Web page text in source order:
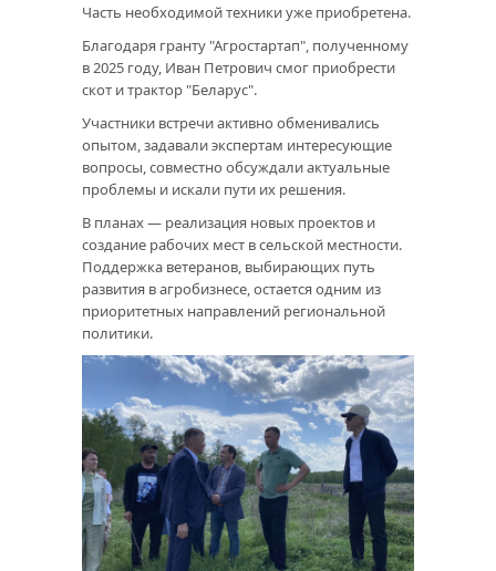
Часть необходимой техники уже приобретена.
Благодаря гранту "Агростартап", полученному
в 2025 году, Иван Петрович смог приобрести
скот и трактор "Беларус".
Участники встречи активно обменивались
опытом, задавали экспертам интересующие
вопросы, совместно обсуждали актуальные
проблемы и искали пути их решения.
В планах — реализация новых проектов и
создание рабочих мест в сельской местности.
Поддержка ветеранов, выбирающих путь
развития в агробизнесе, остается одним из
приоритетных направлений региональной
политики.